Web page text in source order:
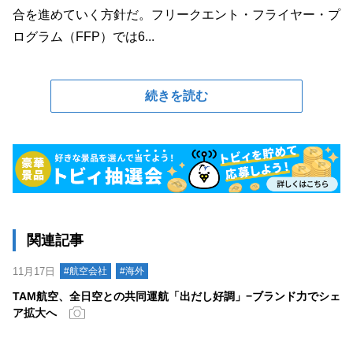
合を進めていく方針だ。フリークエント・フライヤー・プ
ログラム（FFP）では6...
続きを読む
関連記事
11月17日 #航空会社 #海外
TAM航空、全日空との共同運航「出だし好調」−ブランド力でシェ
ア拡大へ